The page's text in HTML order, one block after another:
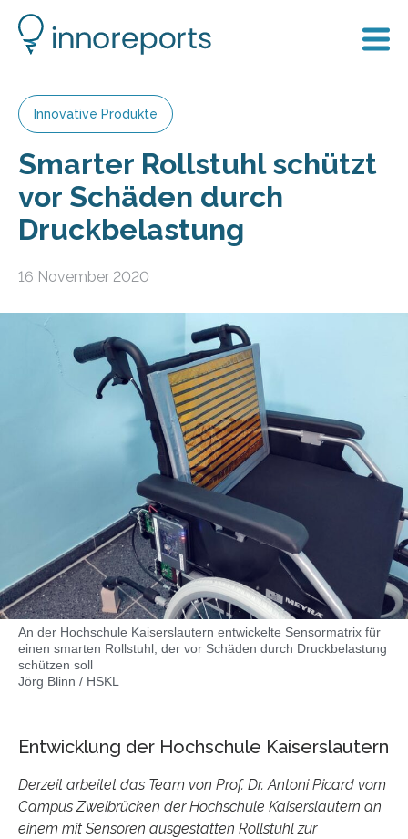
Innovative Produkte
Smarter Rollstuhl schützt
vor Schäden durch
Druckbelastung
16 November 2020
An der Hochschule Kaiserslautern entwickelte Sensormatrix für
einen smarten Rollstuhl, der vor Schäden durch Druckbelastung
schützen soll
Jörg Blinn / HSKL
Entwicklung der Hochschule Kaiserslautern
Derzeit arbeitet das Team von Prof. Dr. Antoni Picard vom
Campus Zweibrücken der Hochschule Kaiserslautern an
einem mit Sensoren ausgestatten Rollstuhl zur